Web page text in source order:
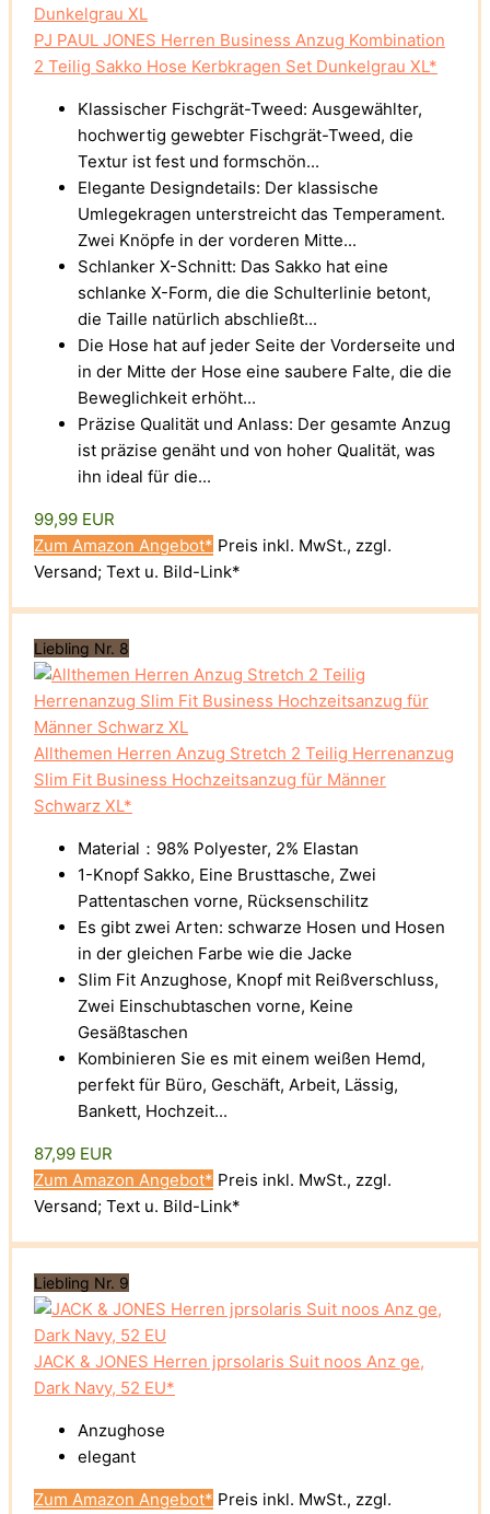
PJ PAUL JONES Herren Business Anzug Kombination
2 Teilig Sakko Hose Kerbkragen Set Dunkelgrau XL*
Klassischer Fischgrät-Tweed: Ausgewählter,
hochwertig gewebter Fischgrät-Tweed, die
Textur ist fest und formschön...
Elegante Designdetails: Der klassische
Umlegekragen unterstreicht das Temperament.
Zwei Knöpfe in der vorderen Mitte...
Schlanker X-Schnitt: Das Sakko hat eine
schlanke X-Form, die die Schulterlinie betont,
die Taille natürlich abschließt...
Die Hose hat auf jeder Seite der Vorderseite und
in der Mitte der Hose eine saubere Falte, die die
Beweglichkeit erhöht...
Präzise Qualität und Anlass: Der gesamte Anzug
ist präzise genäht und von hoher Qualität, was
ihn ideal für die...
99,99 EUR
Zum Amazon Angebot* Preis inkl. MwSt., zzgl.
Versand; Text u. Bild-Link*
Liebling Nr. 8
Allthemen Herren Anzug Stretch 2 Teilig Herrenanzug
Slim Fit Business Hochzeitsanzug für Männer
Schwarz XL*
Material：98% Polyester, 2% Elastan
1-Knopf Sakko, Eine Brusttasche, Zwei
Pattentaschen vorne, Rücksenschilitz
Es gibt zwei Arten: schwarze Hosen und Hosen
in der gleichen Farbe wie die Jacke
Slim Fit Anzughose, Knopf mit Reißverschluss,
Zwei Einschubtaschen vorne, Keine
Gesäßtaschen
Kombinieren Sie es mit einem weißen Hemd,
perfekt für Büro, Geschäft, Arbeit, Lässig,
Bankett, Hochzeit...
87,99 EUR
Zum Amazon Angebot* Preis inkl. MwSt., zzgl.
Versand; Text u. Bild-Link*
Liebling Nr. 9
JACK & JONES Herren jprsolaris Suit noos Anz ge,
Dark Navy, 52 EU*
Anzughose
elegant
Zum Amazon Angebot* Preis inkl. MwSt., zzgl.